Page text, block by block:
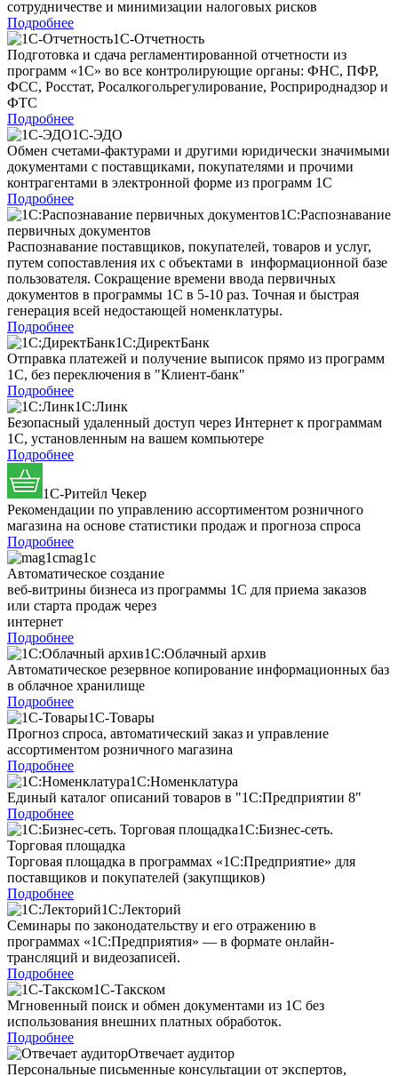
сотрудничестве и минимизации налоговых рисков
Подробнее
1С-Отчетность
Подготовка и сдача регламентированной отчетности из
программ «1С» во все контролирующие органы: ФНС, ПФР,
ФСС, Росстат, Росалкогольрегулирование, Росприроднадзор и
ФТС
Подробнее
1С-ЭДО
Обмен счетами-фактурами и другими юридически значимыми
документами с поставщиками, покупателями и прочими
контрагентами в электронной форме из программ 1С
Подробнее
1С:Распознавание
первичных документов
Распознавание поставщиков, покупателей, товаров и услуг,
путем сопоставления их с объектами в информационной базе
пользователя. Сокращение времени ввода первичных
документов в программы 1С в 5-10 раз. Точная и быстрая
генерация всей недостающей номенклатуры.
Подробнее
1С:ДиректБанк
Отправка платежей и получение выписок прямо из программ
1С, без переключения в "Клиент-банк"
Подробнее
1С:Линк
Безопасный удаленный доступ через Интернет к программам
1С, установленным на вашем компьютере
Подробнее
1C-Ритейл Чекер
Рекомендации по управлению ассортиментом розничного
магазина на основе статистики продаж и прогноза спроса
Подробнее
mag1c
Автоматическое создание
веб-витрины бизнеса из программы 1С для приема заказов
или старта продаж через
интернет
Подробнее
1С:Облачный архив
Автоматическое резервное копирование информационных баз
в облачное хранилище
Подробнее
1С-Товары
Прогноз спроса, автоматический заказ и управление
ассортиментом розничного магазина
Подробнее
1С:Номенклатура
Единый каталог описаний товаров в "1С:Предприятии 8"
Подробнее
1С:Бизнес-сеть.
Торговая площадка
Торговая площадка в программах «1С:Предприятие» для
поставщиков и покупателей (закупщиков)
Подробнее
1С:Лекторий
Семинары по законодательству и его отражению в
программах «1С:Предприятия» — в формате онлайн-
трансляций и видеозаписей.
Подробнее
1С-Такском
Мгновенный поиск и обмен документами из 1С без
использования внешних платных обработок.
Подробнее
Отвечает аудитор
Персональные письменные консультации от экспертов,